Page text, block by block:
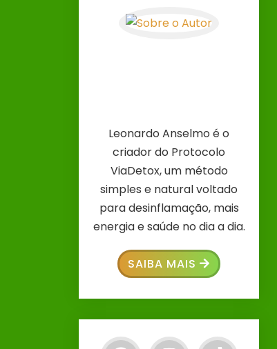
Leonardo Anselmo é o
criador do Protocolo
ViaDetox, um método
simples e natural voltado
para desinflamação, mais
energia e saúde no dia a dia.
SAIBA MAIS